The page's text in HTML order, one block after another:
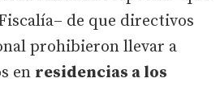
de que directivos
prohibieron llevar a
en residencias a los